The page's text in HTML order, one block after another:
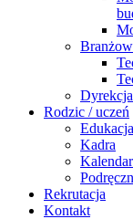
Rodzic / uczeń
Kadra
Rekrutacja
Kontakt